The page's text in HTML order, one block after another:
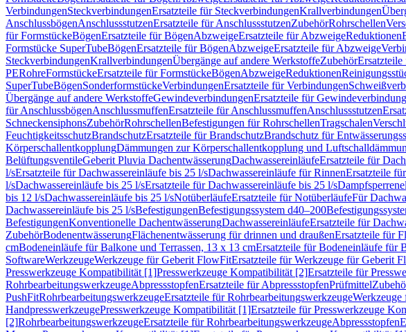
VerbindungenSteckverbindungenErsatzteile für SteckverbindungenKrallverbindungen
AnschlussbögenAnschlussstutzenErsatzteile für AnschlussstutzenZubehörRohrschellen
für FormstückeBögenErsatzteile für BögenAbzweigeErsatzteile für AbzweigeReduktionen
Formstücke SuperTubeBögenErsatzteile für BögenAbzweigeErsatzteile für Abzweige
SteckverbindungenKrallverbindungenÜbergänge auf andere WerkstoffeZubehör
PERohreFormstückeErsatzteile für FormstückeBögenAbzweigeReduktionen
SuperTubeBögenSonderformstückeVerbindungenErsatzteile für Verbindungen
Übergänge auf andere WerkstoffeGewindeverbindungenErsatzteile für
für AnschlussbögenAnschlussmuffenErsatzteile für AnschlussmuffenAnschlussstutzen
SchneckensiphonsZubehörRohrschellenBefestigungen für RohrschellenTragschalen
FeuchtigkeitsschutzBrandschutzErsatzteile für BrandschutzBrandschutz für
KörperschallentkopplungDämmungen zur Körperschallentkopplung und
BelüftungsventileGeberit Pluvia DachentwässerungDachwassereinläufeErsatzteile für
l/sErsatzteile für Dachwassereinläufe bis 25 l/sDachwassereinläufe für RinnenErsatzteile
l/sDachwassereinläufe bis 25 l/sErsatzteile für Dachwassereinläufe bis 25 l/s
bis 12 l/sDachwassereinläufe bis 25 l/sNotüberläufeErsatzteile für NotüberläufeFür
Dachwassereinläufe bis 25 l/sBefestigungenBefestigungssystem d40–200
BefestigungenKonventionelle DachentwässerungDachwassereinläufeErsatzteile für
ZubehörBodenentwässerungFlächenentwässerung für drinnen und draußenErsatzteile für
cmBodeneinläufe für Balkone und Terrassen, 13 x 13 cmErsatzteile für Bodeneinläufe für
SoftwareWerkzeugeWerkzeuge für Geberit FlowFitErsatzteile für Werkzeuge für Geberit
Presswerkzeuge Kompatibilität [1]Presswerkzeuge Kompatibilität [2]Ersatzteile für
RohrbearbeitungswerkzeugeAbpressstopfenErsatzteile für AbpressstopfenPrüfmittel
PushFitRohrbearbeitungswerkzeugeErsatzteile für RohrbearbeitungswerkzeugeWerkzeuge
HandpresswerkzeugePresswerkzeuge Kompatibilität [1]Ersatzteile für Presswerkzeuge
[2]RohrbearbeitungswerkzeugeErsatzteile für RohrbearbeitungswerkzeugeAbpressstopfen